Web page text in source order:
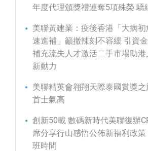
年度代理頒獎禮連奪5項殊榮 驕
美聯黃建業：疫後香港「大病
速進補」籲撤辣刻不容緩 引資
補充流失人才激活二手市場助
新動力
美聯精英會翱翔天際泰國賞獎
首士氣高
創新50載 數碼新時代美聯復辦
席分享行山感悟公佈新福利政
班時間